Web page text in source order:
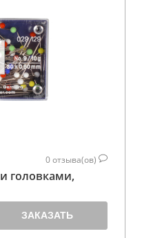
0отзыва(ов)
головками,
ЗАКАЗАТЬ